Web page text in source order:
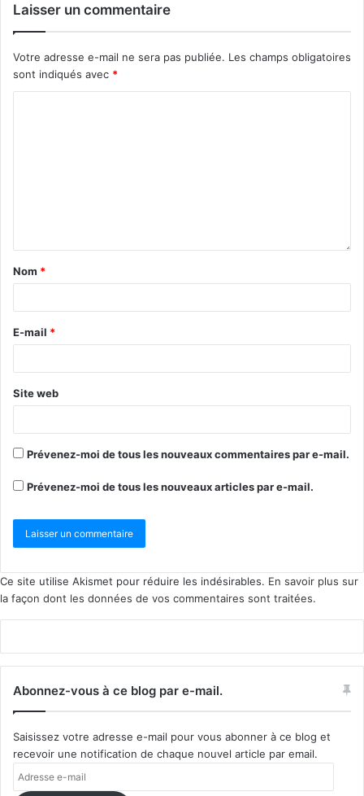
Laisser un commentaire
Votre adresse e-mail ne sera pas publiée. Les champs obligatoires
sont indiqués avec *
Nom *
E-mail *
Site web
Prévenez-moi de tous les nouveaux commentaires par e-mail.
Prévenez-moi de tous les nouveaux articles par e-mail.
Ce site utilise Akismet pour réduire les indésirables. En savoir plus sur
la façon dont les données de vos commentaires sont traitées.
Abonnez-vous à ce blog par e-mail.
Saisissez votre adresse e-mail pour vous abonner à ce blog et
recevoir une notification de chaque nouvel article par email.